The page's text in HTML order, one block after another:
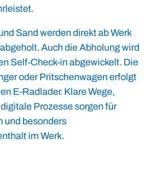
Sand werden direkt ab Werk
Auch die Abholung wird
Self-Check-in abgewickelt. Die
oder Pritschenwagen erfolgt
E-Radlader. Klare Wege,
Prozesse sorgen für
und besonders
im Werk.